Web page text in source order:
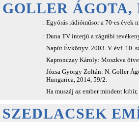
GOLLER ÁGOTA,
: Egyórás rádióműsor a 70-es évek
: Duna TV interjú a zágrábi
Napút Évkönyv. 2003. V. évf. 10.
Kapronczay Károly: Moszkva
Józsa György Zoltán: N. Goller
Hungarica, 2014, 59/2.
Ha muszáj az ember mindent
SZEDLACSEK